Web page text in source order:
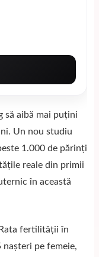
să aibă mai puțini
Un nou studiu
1.000 de părinți
reale din primii
în această
fertilității în
pe femeie,